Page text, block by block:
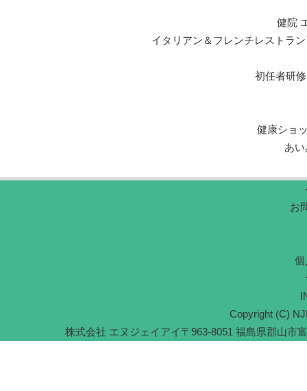
健院
イタリアン＆フレンチレストラ
初任者研修
健康ショ
あ
お
個
Copyright (C)
株式会社 エヌジェイアイ〒963-8051 福島県郡山市